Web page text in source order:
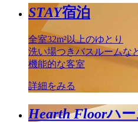
STAY宿泊
全室32m²以上のゆとり
洗い場つきバスルームな
機能的な客室
詳細をみる
Hearth Floorハ